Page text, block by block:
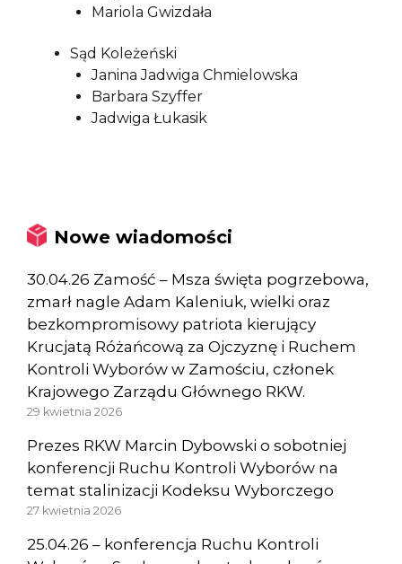
Mariola Gwizdała
Sąd Koleżeński
Janina Jadwiga Chmielowska
Barbara Szyffer
Jadwiga Łukasik
Nowe wiadomości
30.04.26 Zamość – Msza święta pogrzebowa,
zmarł nagle Adam Kaleniuk, wielki oraz
bezkompromisowy patriota kierujący
Krucjatą Różańcową za Ojczyznę i Ruchem
Kontroli Wyborów w Zamościu, członek
Krajowego Zarządu Głównego RKW.
29 kwietnia 2026
Prezes RKW Marcin Dybowski o sobotniej
konferencji Ruchu Kontroli Wyborów na
temat stalinizacji Kodeksu Wyborczego
27 kwietnia 2026
25.04.26 – konferencja Ruchu Kontroli